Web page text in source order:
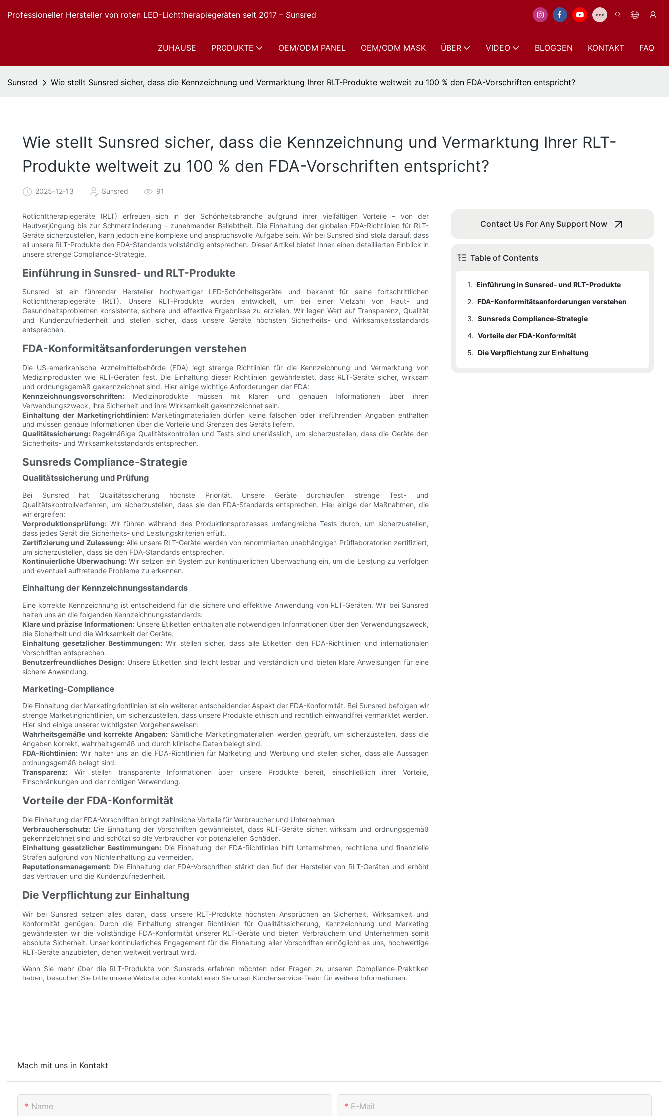
Professioneller Hersteller von roten LED-Lichttherapiegeräten seit 2017 – Sunsred
ZUHAUSE PRODUKTE OEM/ODM PANEL OEM/ODM MASK ÜBER VIDEO BLOGGEN KONTAKT FAQ
Sunsred Wie stellt Sunsred sicher, dass die Kennzeichnung und Vermarktung Ihrer RLT-Produkte weltweit zu 100 % den FDA-Vorschriften entspricht?
Wie stellt Sunsred sicher, dass die Kennzeichnung und Vermarktung Ihrer RLT-
Produkte weltweit zu 100 % den FDA-Vorschriften entspricht?
2025-12-13 Sunsred 91
Rotlichttherapiegeräte (RLT) erfreuen sich in der Schönheitsbranche aufgrund ihrer vielfältigen Vorteile – von der
Hautverjüngung bis zur Schmerzlinderung – zunehmender Beliebtheit. Die Einhaltung der globalen FDA-Richtlinien für RLT-
Geräte sicherzustellen, kann jedoch eine komplexe und anspruchsvolle Aufgabe sein. Wir bei Sunsred sind stolz darauf, dass
all unsere RLT-Produkte den FDA-Standards vollständig entsprechen. Dieser Artikel bietet Ihnen einen detaillierten Einblick in
unsere strenge Compliance-Strategie.
Einführung in Sunsred- und RLT-Produkte
Sunsred ist ein führender Hersteller hochwertiger LED-Schönheitsgeräte und bekannt für seine fortschrittlichen
Rotlichttherapiegeräte (RLT). Unsere RLT-Produkte wurden entwickelt, um bei einer Vielzahl von Haut- und
Gesundheitsproblemen konsistente, sichere und effektive Ergebnisse zu erzielen. Wir legen Wert auf Transparenz, Qualität
und Kundenzufriedenheit und stellen sicher, dass unsere Geräte höchsten Sicherheits- und Wirksamkeitsstandards
entsprechen.
FDA-Konformitätsanforderungen verstehen
Die US-amerikanische Arzneimittelbehörde (FDA) legt strenge Richtlinien für die Kennzeichnung und Vermarktung von
Medizinprodukten wie RLT-Geräten fest. Die Einhaltung dieser Richtlinien gewährleistet, dass RLT-Geräte sicher, wirksam
und ordnungsgemäß gekennzeichnet sind. Hier einige wichtige Anforderungen der FDA:
Kennzeichnungsvorschriften: Medizinprodukte müssen mit klaren und genauen Informationen über ihren
Verwendungszweck, ihre Sicherheit und ihre Wirksamkeit gekennzeichnet sein.
Einhaltung der Marketingrichtlinien:Marketingmaterialien dürfen keine falschen oder irreführenden Angaben enthalten
und müssen genaue Informationen über die Vorteile und Grenzen des Geräts liefern.
Qualitätssicherung: Regelmäßige Qualitätskontrollen und Tests sind unerlässlich, um sicherzustellen, dass die Geräte den
Sicherheits- und Wirksamkeitsstandards entsprechen.
Sunsreds Compliance-Strategie
Qualitätssicherung und Prüfung
Bei Sunsred hat Qualitätssicherung höchste Priorität. Unsere Geräte durchlaufen strenge Test- und
Qualitätskontrollverfahren, um sicherzustellen, dass sie den FDA-Standards entsprechen. Hier einige der Maßnahmen, die
wir ergreifen:
Vorproduktionsprüfung: Wir führen während des Produktionsprozesses umfangreiche Tests durch, um sicherzustellen,
dass jedes Gerät die Sicherheits- und Leistungskriterien erfüllt.
Zertifizierung und Zulassung:Alle unsere RLT-Geräte werden von renommierten unabhängigen Prüflaboratorien zertifiziert,
um sicherzustellen, dass sie den FDA-Standards entsprechen.
Kontinuierliche Überwachung:Wir setzen ein System zur kontinuierlichen Überwachung ein, um die Leistung zu verfolgen
und eventuell auftretende Probleme zu erkennen.
Einhaltung der Kennzeichnungsstandards
Eine korrekte Kennzeichnung ist entscheidend für die sichere und effektive Anwendung von RLT-Geräten. Wir bei Sunsred
halten uns an die folgenden Kennzeichnungsstandards:
Klare und präzise Informationen:Unsere Etiketten enthalten alle notwendigen Informationen über den Verwendungszweck,
die Sicherheit und die Wirksamkeit der Geräte.
Einhaltung gesetzlicher Bestimmungen:Wir stellen sicher, dass alle Etiketten den FDA-Richtlinien und internationalen
Vorschriften entsprechen.
Benutzerfreundliches Design: Unsere Etiketten sind leicht lesbar und verständlich und bieten klare Anweisungen für eine
sichere Anwendung.
Marketing-Compliance
Die Einhaltung der Marketingrichtlinien ist ein weiterer entscheidender Aspekt der FDA-Konformität. Bei Sunsred befolgen wir
strenge Marketingrichtlinien, um sicherzustellen, dass unsere Produkte ethisch und rechtlich einwandfrei vermarktet werden.
Hier sind einige unserer wichtigsten Vorgehensweisen:
Wahrheitsgemäße und korrekte Angaben: Sämtliche Marketingmaterialien werden geprüft, um sicherzustellen, dass die
Angaben korrekt, wahrheitsgemäß und durch klinische Daten belegt sind.
FDA-Richtlinien: Wir halten uns an die FDA-Richtlinien für Marketing und Werbung und stellen sicher, dass alle Aussagen
ordnungsgemäß belegt sind.
Transparenz: Wir stellen transparente Informationen über unsere Produkte bereit, einschließlich ihrer Vorteile,
Einschränkungen und der richtigen Verwendung.
Vorteile der FDA-Konformität
Die Einhaltung der FDA-Vorschriften bringt zahlreiche Vorteile für Verbraucher und Unternehmen:
Verbraucherschutz: Die Einhaltung der Vorschriften gewährleistet, dass RLT-Geräte sicher, wirksam und ordnungsgemäß
gekennzeichnet sind und schützt so die Verbraucher vor potenziellen Schäden.
Einhaltung gesetzlicher Bestimmungen:Die Einhaltung der FDA-Richtlinien hilft Unternehmen, rechtliche und finanzielle
Strafen aufgrund von Nichteinhaltung zu vermeiden.
Reputationsmanagement: Die Einhaltung der FDA-Vorschriften stärkt den Ruf der Hersteller von RLT-Geräten und erhöht
das Vertrauen und die Kundenzufriedenheit.
Die Verpflichtung zur Einhaltung
Wir bei Sunsred setzen alles daran, dass unsere RLT-Produkte höchsten Ansprüchen an Sicherheit, Wirksamkeit und
Konformität genügen. Durch die Einhaltung strenger Richtlinien für Qualitätssicherung, Kennzeichnung und Marketing
gewährleisten wir die vollständige FDA-Konformität unserer RLT-Geräte und bieten Verbrauchern und Unternehmen somit
absolute Sicherheit. Unser kontinuierliches Engagement für die Einhaltung aller Vorschriften ermöglicht es uns, hochwertige
RLT-Geräte anzubieten, denen weltweit vertraut wird.
Wenn Sie mehr über die RLT-Produkte von Sunsreds erfahren möchten oder Fragen zu unseren Compliance-Praktiken
haben, besuchen Sie bitte unsere Website oder kontaktieren Sie unser Kundenservice-Team für weitere Informationen.
Contact Us For Any Support Now
Table of Contents
1. Einführung in Sunsred- und RLT-Produkte
2. FDA-Konformitätsanforderungen verstehen
3. Sunsreds Compliance-Strategie
3.1 Qualitätssicherung und Prüfung
3.2 Einhaltung der Kennzeichnungsstandards
4. Vorteile der FDA-Konformität
5. Die Verpflichtung zur Einhaltung
Mach mit uns in Kontakt
Name E-Mail